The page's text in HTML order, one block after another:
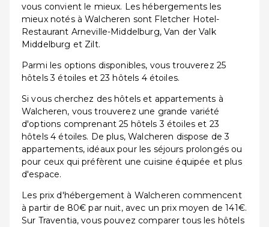
vous convient le mieux. Les hébergements les
mieux notés à Walcheren sont Fletcher Hotel-
Restaurant Arneville-Middelburg, Van der Valk
Middelburg et Zilt.
Parmi les options disponibles, vous trouverez 25
hôtels 3 étoiles et 23 hôtels 4 étoiles.
Si vous cherchez des hôtels et appartements à
Walcheren, vous trouverez une grande variété
d'options comprenant 25 hôtels 3 étoiles et 23
hôtels 4 étoiles. De plus, Walcheren dispose de 3
appartements, idéaux pour les séjours prolongés ou
pour ceux qui préfèrent une cuisine équipée et plus
d'espace.
Les prix d'hébergement à Walcheren commencent
à partir de 80€ par nuit, avec un prix moyen de 141€.
Sur Traventia, vous pouvez comparer tous les hôtels